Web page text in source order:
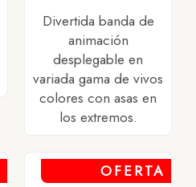
Divertida banda de
animación
desplegable en
variada gama de vivos
colores con asas en
los extremos.
OFERTA